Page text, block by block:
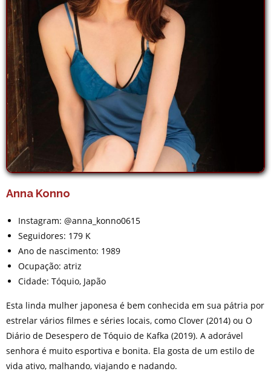
Anna Konno
Instagram: @anna_konno0615
Seguidores: 179 K
Ano de nascimento: 1989
Ocupação: atriz
Cidade: Tóquio, Japão
Esta linda mulher japonesa é bem conhecida em sua pátria por
estrelar vários filmes e séries locais, como Clover (2014) ou O
Diário de Desespero de Tóquio de Kafka (2019). A adorável
senhora é muito esportiva e bonita. Ela gosta de um estilo de
vida ativo, malhando, viajando e nadando.